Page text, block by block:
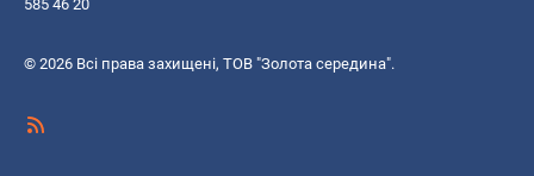
585 46 20
© 2026 Всі права захищені, ТОВ "Золота середина".